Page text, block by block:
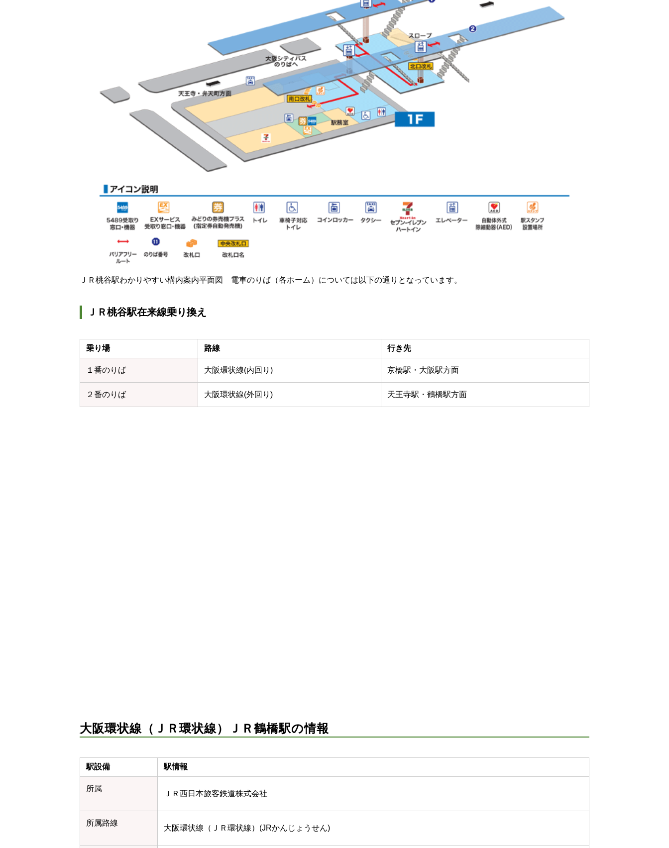
ＪＲ桃谷駅わかりやすい構内案内平面図 電車のりば（各ホーム）については以下の通りとなっています。
ＪＲ桃谷駅在来線乗り換え
乗り場 路線 行き先
１番のりば 大阪環状線(内回り) 京橋駅・大阪駅方面
２番のりば 大阪環状線(外回り) 天王寺駅・鶴橋駅方面
大阪環状線（ＪＲ環状線）ＪＲ鶴橋駅の情報
駅設備 駅情報
所属
ＪＲ西日本旅客鉄道株式会社
所属路線
大阪環状線（ＪＲ環状線）(JRかんじょうせん)